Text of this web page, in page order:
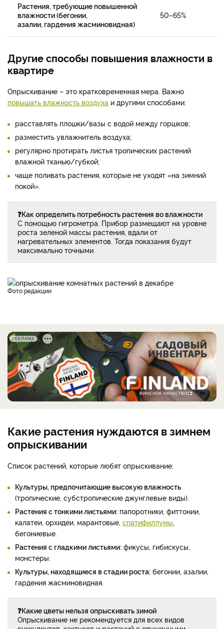
Растения, требующие повышенной
влажности (бегонии,
азалии, гардения жасминовидная)
50–65%
Другие способы повышения влажности в
квартире
Опрыскивание – это кратковременная мера. Важно
повышать влажность воздуха и другими способами:
расставлять плошки/вазы с водой между горшков;
разместить увлажнитель воздуха;
регулярно протирать листья тропических растений
влажной тканью/губкой;
чаще поливать растения, которые не уходят «на зимний
покой».
❓Как определить потребность растения во влажности
С помощью гигрометра. Прибор размещают на уровне
роста зеленой массы растения, вдали от
нагревательных элементов. Тогда показания будут
максимально точными.
фото редакции
РЕКЛАМА
Какие растения нуждаются в зимнем
опрыскивании
Список растений, которые любят опрыскивание:
Культуры, предпочитающие высокую влажность
(тропические, субстропические джунглевые виды).
Растения с тонкими листьями: папоротники, фиттонии,
калатеи, орхидеи, марантовые, спатифиллумы,
бегониевые.
Растения с гладкими листьями: фикусы, гибискусы,
монстеры.
Культуры, находящиеся в стадии роста: бегонии, азалии,
гардения жасминовидная.
❓Какие цветы нельзя опрыскивать зимой
Опрыскивание не рекомендуется для всех видов